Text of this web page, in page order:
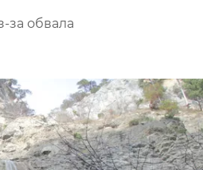
за обвала